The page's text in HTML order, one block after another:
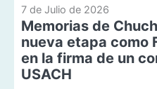
7 de Julio de 2026
Memorias de
nueva etapa como
en la firma de un
USACH